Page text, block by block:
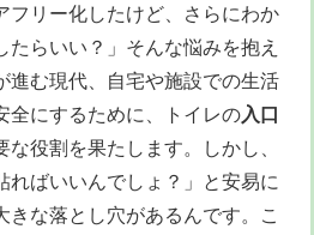
フリー化したけど、さらにわか
たらいい？」そんな悩みを抱え
進む現代、自宅や施設での生活
全にするために、トイレの入口
役割を果たします。しかし、
ればいいんでしょ？」と安易に
きな落とし穴があるんです。こ